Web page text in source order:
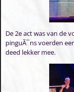
De 2e act was van de
pinguÃ¯ns voerden
deed lekker mee.